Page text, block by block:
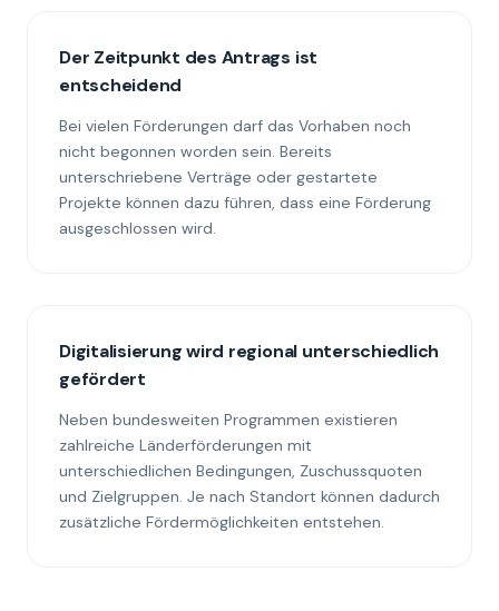
Der Zeitpunkt des Antrags ist
entscheidend
Bei vielen Förderungen darf das Vorhaben noch
nicht begonnen worden sein. Bereits
unterschriebene Verträge oder gestartete
Projekte können dazu führen, dass eine Förderung
ausgeschlossen wird.
Digitalisierung wird regional unterschiedlich
gefördert
Neben bundesweiten Programmen existieren
zahlreiche Länderförderungen mit
unterschiedlichen Bedingungen, Zuschussquoten
und Zielgruppen. Je nach Standort können dadurch
zusätzliche Fördermöglichkeiten entstehen.